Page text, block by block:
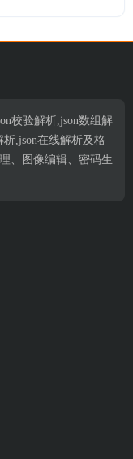
校验解析,json数组解
析,json在线解析及格
、图像编辑、密码生